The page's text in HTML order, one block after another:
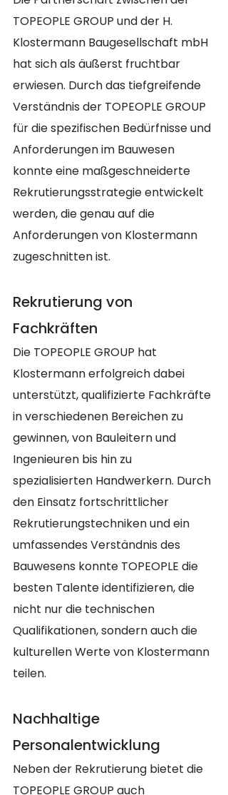
TOPEOPLE GROUP und der H.
Klostermann Baugesellschaft mbH
hat sich als äußerst fruchtbar
erwiesen. Durch das tiefgreifende
Verständnis der TOPEOPLE GROUP
für die spezifischen Bedürfnisse und
Anforderungen im Bauwesen
konnte eine maßgeschneiderte
Rekrutierungsstrategie entwickelt
werden, die genau auf die
Anforderungen von Klostermann
zugeschnitten ist.
Rekrutierung von
Fachkräften
Die TOPEOPLE GROUP hat
Klostermann erfolgreich dabei
unterstützt, qualifizierte Fachkräfte
in verschiedenen Bereichen zu
gewinnen, von Bauleitern und
Ingenieuren bis hin zu
spezialisierten Handwerkern. Durch
den Einsatz fortschrittlicher
Rekrutierungstechniken und ein
umfassendes Verständnis des
Bauwesens konnte TOPEOPLE die
besten Talente identifizieren, die
nicht nur die technischen
Qualifikationen, sondern auch die
kulturellen Werte von Klostermann
teilen.
Nachhaltige
Personalentwicklung
Neben der Rekrutierung bietet die
TOPEOPLE GROUP auch